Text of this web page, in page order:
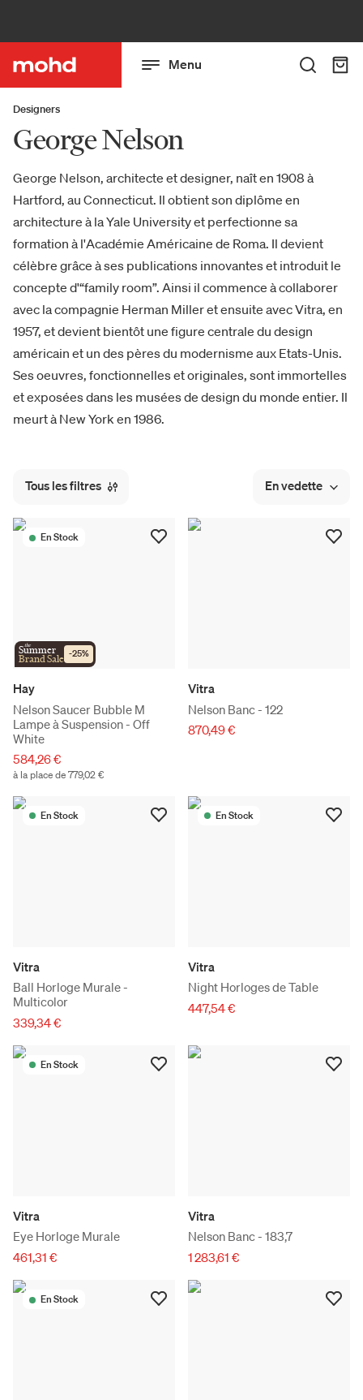
Menu
Designers
George Nelson
George Nelson, architecte et designer, naît en 1908 à
Hartford, au Connecticut. Il obtient son diplôme en
architecture à la Yale University et perfectionne sa
formation à l'Académie Américaine de Roma. Il devient
célèbre grâce à ses publications innovantes et introduit le
concepte d'“family room”. Ainsi il commence à collaborer
avec la compagnie Herman Miller et ensuite avec Vitra, en
1957, et devient bientôt une figure centrale du design
américain et un des pères du modernisme aux Etats-Unis.
Ses oeuvres, fonctionnelles et originales, sont immortelles
et exposées dans les musées de design du monde entier. Il
meurt à New York en 1986.
Tous les filtres En vedette
En Stock
the
Summer
Brand Sale -25%
Hay
Nelson Saucer Bubble M
Lampe à Suspension - Off
White
584,26 €
à la place de 779,02 €
Vitra
Nelson Banc - 122
870,49 €
En Stock
Vitra
Ball Horloge Murale -
Multicolor
339,34 €
En Stock
Vitra
Night Horloges de Table
447,54 €
En Stock
Vitra
Eye Horloge Murale
461,31 €
Vitra
Nelson Banc - 183,7
1 283,61 €
En Stock